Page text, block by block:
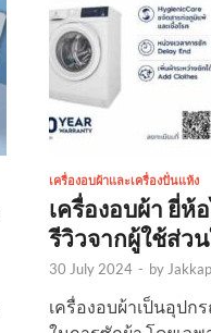
เครื่องอบผ้าและเครื่องปั่นแห้ง
เครื่องอบผ้า ยี่ห้
รีวิวจากผู้ใช้ส่ว
30 July 2024 - by
เครื่องอบผ้าเป็นอุป